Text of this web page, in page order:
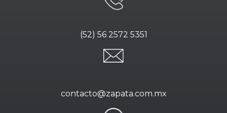
(52) 56 2572 5351
contacto@zapata.com.mx